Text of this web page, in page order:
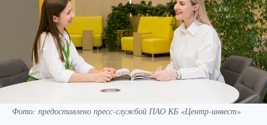
Фото: предоставлено пресс-службой ПАО КБ «Центр-инвест»